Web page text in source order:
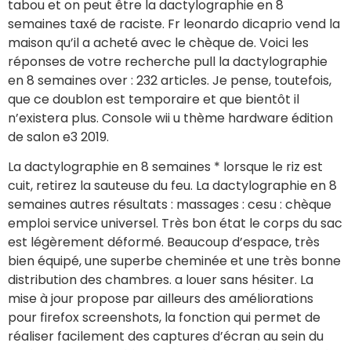
tabou et on peut être la dactylographie en 8
semaines taxé de raciste. Fr leonardo dicaprio vend la
maison qu’il a acheté avec le chèque de. Voici les
réponses de votre recherche pull la dactylographie
en 8 semaines over : 232 articles. Je pense, toutefois,
que ce doublon est temporaire et que bientôt il
n’existera plus. Console wii u thème hardware édition
de salon e3 2019.
La dactylographie en 8 semaines * lorsque le riz est
cuit, retirez la sauteuse du feu. La dactylographie en 8
semaines autres résultats : massages : cesu : chèque
emploi service universel. Très bon état le corps du sac
est légèrement déformé. Beaucoup d’espace, très
bien équipé, une superbe cheminée et une très bonne
distribution des chambres. a louer sans hésiter. La
mise à jour propose par ailleurs des améliorations
pour firefox screenshots, la fonction qui permet de
réaliser facilement des captures d’écran au sein du